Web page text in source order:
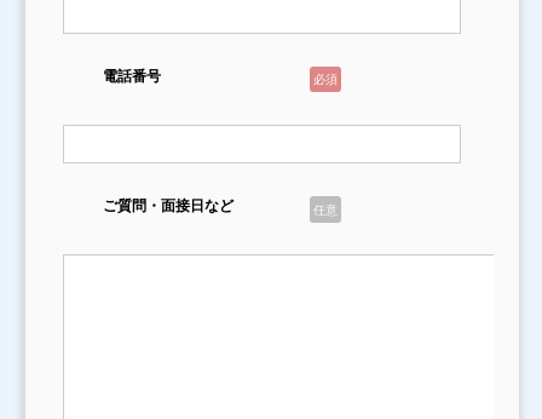
必須
電話番号
任意
ご質問・面接日など